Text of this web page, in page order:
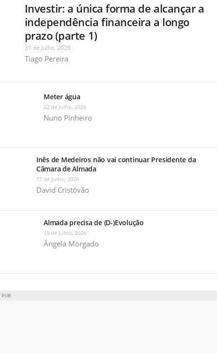
Investir: a única forma de alcançar a
independência financeira a longo
prazo (parte 1)
31 de Julho, 2026
Tiago Pereira
Meter água
22 de Julho, 2026
Nuno Pinheiro
Inês de Medeiros não vai continuar Presidente da
Câmara de Almada
17 de Julho, 2026
David Cristóvão
Almada precisa de (D-)Evolução
15 de Julho, 2026
Ângela Morgado
PUB